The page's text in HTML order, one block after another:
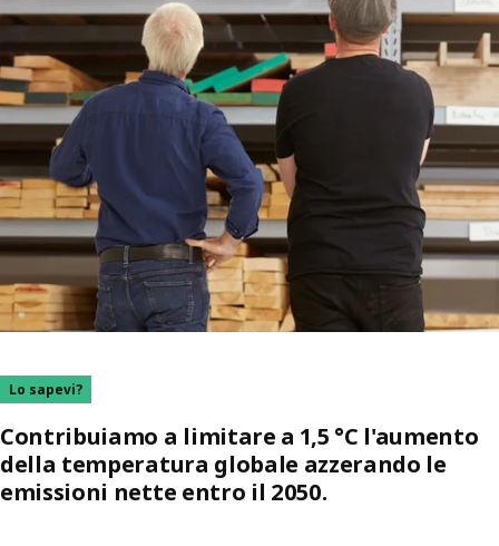
Lo sapevi?
Contribuiamo a limitare a 1,5 °C l'aumento
della temperatura globale azzerando le
emissioni nette entro il 2050.